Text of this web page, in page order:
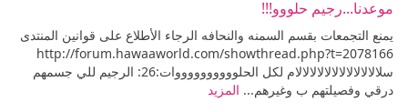
موعدنا...رجيم حلووو!!!
يمنع التجمعات بقسم السمنه والنحافه الرجاء الأطلاع على قوانين المنتدى
http://forum.hawaaworld.com/showthread.php?t=2078166
سلالالالالالالالالالالالام لكل الحلووووووووووات:26: الرجيم للي جسمهم
درقي وفصيلتهم ب وغيرهم... المزيد